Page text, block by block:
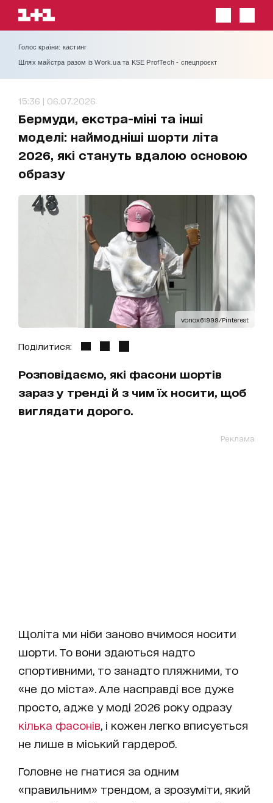
Голос країни: кастинг
Шлях майстра разом із Work.ua та KSE ProfTech - спецпроєкт
15:36 | 06.07.2026
Бермуди, екстра-міні та інші
моделі: наймодніші шорти літа
2026, які стануть вдалою основою
образу
vonox61999/Pinterest
Поділитися:
Розповідаємо, які фасони шортів
зараз у тренді й з чим їх носити, щоб
виглядати дорого.
Реклама
Щоліта ми ніби заново вчимося носити
шорти. То вони здаються надто
спортивними, то занадто пляжними, то
«не до міста». Але насправді все дуже
просто, адже у моді 2026 року одразу
кілька фасонів , і кожен легко вписується
не лише в міський гардероб.
Головне не гнатися за одним
«правильним» трендом, а зрозуміти, який